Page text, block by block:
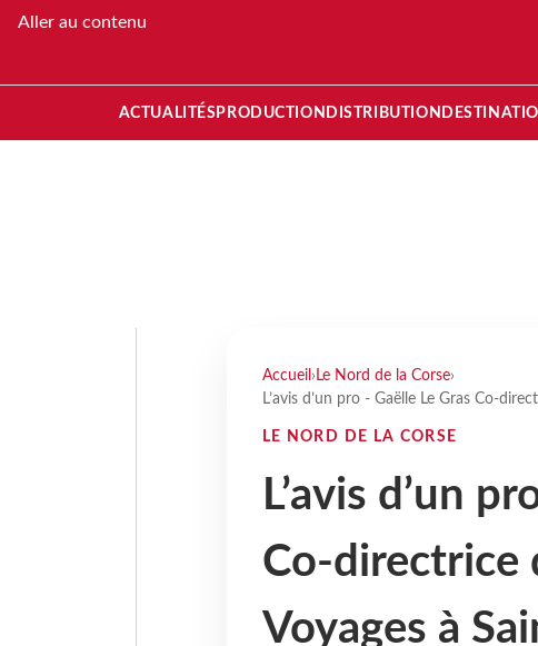
Aller au contenu
ACTUALITÉS PRODUCTION DISTRIBUTION
Accueil › Le Nord de la Corse›
L’avis d’un pro - Gaëlle Le Gras Co-
LE NORD DE LA CORSE
L’avis d’un
Co-directrice
Voyages à